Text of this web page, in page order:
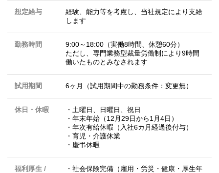
想定給与
経験、能力等を考慮し、当社規定により支給
します
勤務時間
9:00～18:00（実働8時間、休憩60分）
ただし、専門業務型裁量労働制により9時間
働いたものとみなされます
試用期間 6ヶ月（試用期間中の勤務条件：変更無）
休日・休暇
・土曜日、日曜日、祝日
・年末年始（12月29日から1月4日）
・年次有給休暇（入社6カ月経過後付与）
・育児・介護休業
・慶弔休暇
福利厚生 /
・社会保険完備（雇用・労災・健康・厚生年